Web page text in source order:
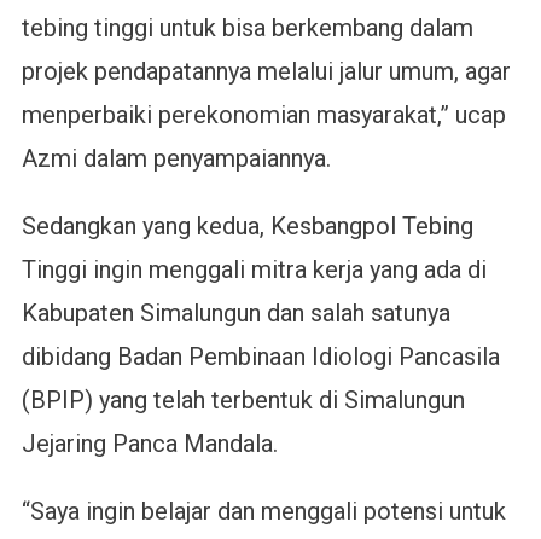
tebing tinggi untuk bisa berkembang dalam
projek pendapatannya melalui jalur umum, agar
menperbaiki perekonomian masyarakat,” ucap
Azmi dalam penyampaiannya.
Sedangkan yang kedua, Kesbangpol Tebing
Tinggi ingin menggali mitra kerja yang ada di
Kabupaten Simalungun dan salah satunya
dibidang Badan Pembinaan Idiologi Pancasila
(BPIP) yang telah terbentuk di Simalungun
Jejaring Panca Mandala.
“Saya ingin belajar dan menggali potensi untuk